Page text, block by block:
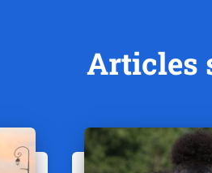
Articles